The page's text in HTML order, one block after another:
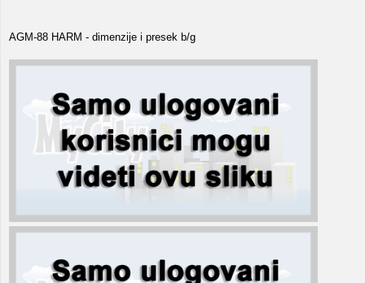
AGM-88 HARM - dimenzije i presek b/g